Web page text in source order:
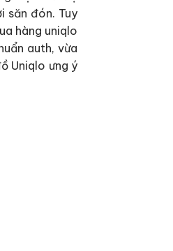
săn đón. Tuy
hàng uniqlo
auth, vừa
Uniqlo ưng ý